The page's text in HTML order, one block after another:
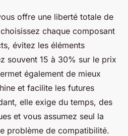
offre une liberté totale de
chaque composant
évitez les éléments
souvent 15 à 30% sur le prix
également de mieux
et facilite les futures
elle exige du temps, des
et vous assumez seul la
problème de compatibilité.